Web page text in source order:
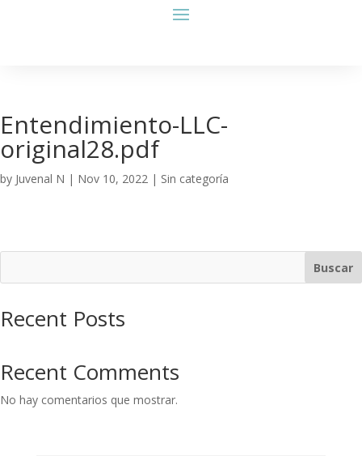
Entendimiento-LLC-
original28.pdf
by Juvenal N | Nov 10, 2022 | Sin categoría
Buscar
Recent Posts
Recent Comments
No hay comentarios que mostrar.